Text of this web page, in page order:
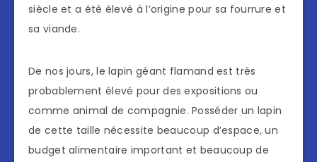
siècle et a été élevé à l’origine pour sa fourrure et
sa viande.
De nos jours, le lapin géant flamand est très
probablement élevé pour des expositions ou
comme animal de compagnie. Posséder un lapin
de cette taille nécessite beaucoup d’espace, un
budget alimentaire important et beaucoup de